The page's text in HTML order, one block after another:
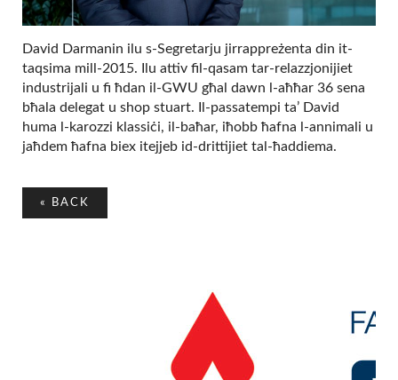
David Darmanin ilu s-Segretarju jirrappreżenta din it-
taqsima mill-2015. Ilu attiv fil-qasam tar-relazzjonijiet
industrijali u fi ħdan il-GWU għal dawn l-aħħar 36 sena
bħala delegat u shop stuart. Il-passatempi ta’ David
huma l-karozzi klassiċi, il-baħar, iħobb ħafna l-annimali u
jaħdem ħafna biex itejjeb id-drittijiet tal-ħaddiema.
« BACK